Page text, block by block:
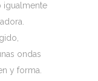
igualmente
ondas
y forma.